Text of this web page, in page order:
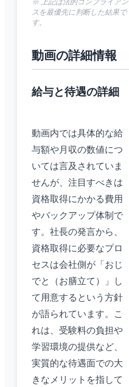
※ 上記は法的コンプライアン
スを最優先に判断した結果で
す。
動画の詳細情報
給与と待遇の詳細
動画内では具体的な給
与額や月収の数値につ
いては言及されていま
せんが、注目すべきは
資格取得にかかる費用
やバックアップ体制で
す。社長の発言から、
資格取得に必要なプロ
セスは会社側が「おじ
でと（お膳立て）」し
て用意するという方針
が語られています。こ
れは、受験料の負担や
学習環境の提供など、
実質的な待遇面での大
きなメリットを指して